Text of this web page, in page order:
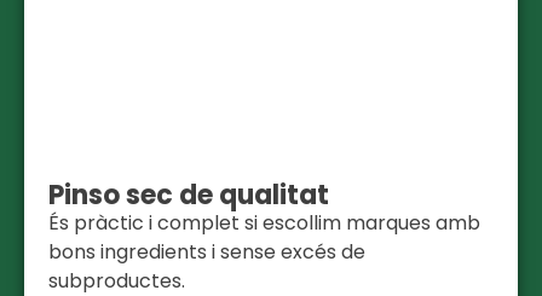
Pinso sec de qualitat
És pràctic i complet si escollim marques amb
bons ingredients i sense excés de
subproductes.